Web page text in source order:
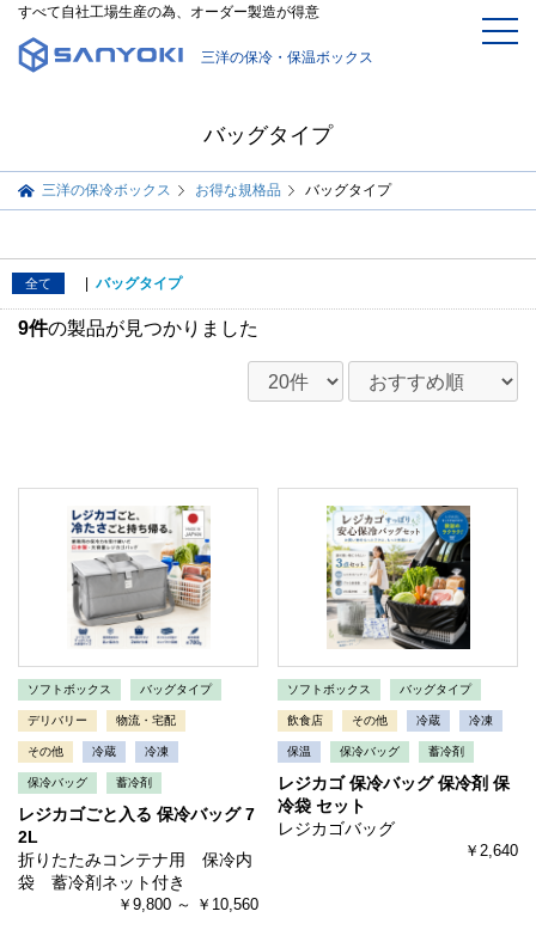
すべて自社工場生産の為、オーダー製造が得意
三洋の保冷・保温ボックス
バッグタイプ
三洋の保冷ボックス お得な規格品 バッグタイプ
全て バッグタイプ
9件の製品が見つかりました
ソフトボックス バッグタイプ
デリバリー 物流・宅配
その他 冷蔵 冷凍
保冷バッグ 蓄冷剤
レジカゴごと入る 保冷バッグ 7
2L
折りたたみコンテナ用 保冷内
袋 蓄冷剤ネット付き
￥9,800 ～ ￥10,560
ソフトボックス バッグタイプ
飲食店 その他 冷蔵 冷凍
保温 保冷バッグ 蓄冷剤
レジカゴ 保冷バッグ 保冷剤 保
冷袋 セット
レジカゴバッグ
￥2,640